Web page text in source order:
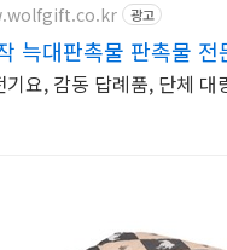
광고
늑대판촉물 판촉물 전
기요, 감동 답례품, 단체